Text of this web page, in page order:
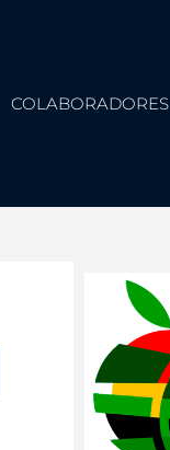
COLABORADORES